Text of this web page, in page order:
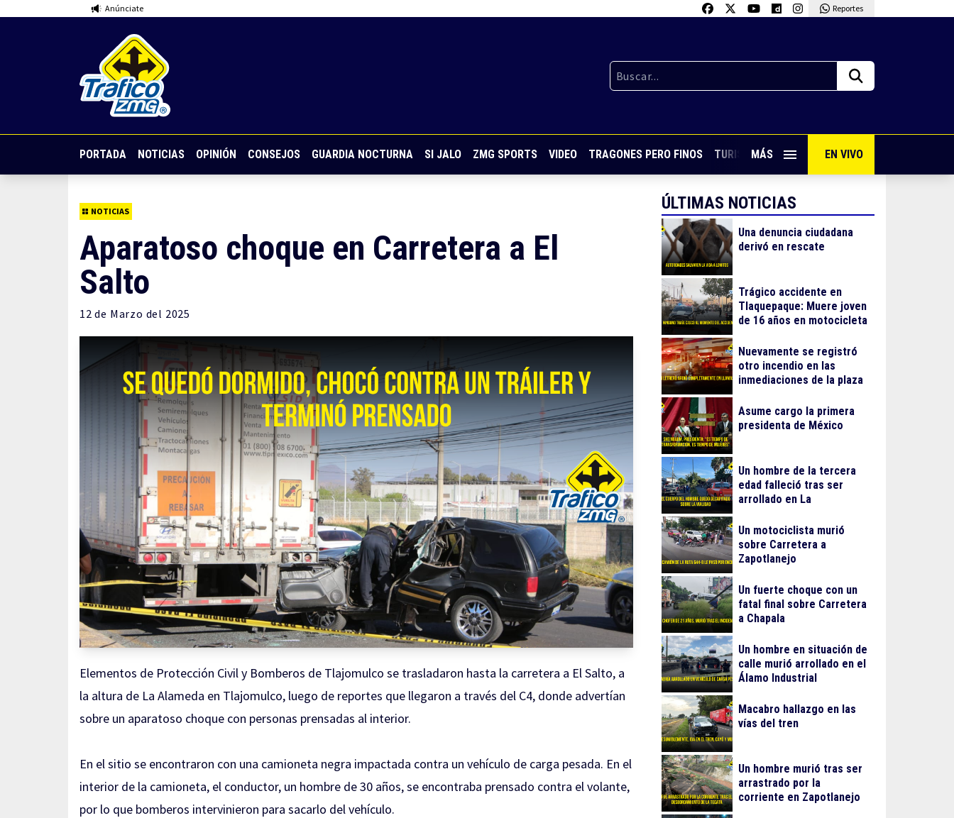
Anúnciate Reportes
PORTADA NOTICIAS OPINIÓN CONSEJOS GUARDIA NOCTURNA SI JALO ZMG SPORTS VIDEO TRAGONES PERO FINOS TURISMO CON SABOR VIVE PUERTO VALLARTA
MÁS EN VIVO
NOTICIAS
Aparatoso choque en Carretera a El
Salto
12 de Marzo del 2025
Elementos de Protección Civil y Bomberos de Tlajomulco se trasladaron hasta la carretera a El Salto, a
la altura de La Alameda en Tlajomulco, luego de reportes que llegaron a través del C4, donde advertían
sobre un aparatoso choque con personas prensadas al interior.
En el sitio se encontraron con una camioneta negra impactada contra un vehículo de carga pesada. En el
interior de la camioneta, el conductor, un hombre de 30 años, se encontraba prensado contra el volante,
por lo que bomberos intervinieron para sacarlo del vehículo.
ÚLTIMAS NOTICIAS
Una denuncia ciudadana
derivó en rescate
Trágico accidente en
Tlaquepaque: Muere joven
de 16 años en motocicleta
Nuevamente se registró
otro incendio en las
inmediaciones de la plaza
Asume cargo la primera
presidenta de México
Un hombre de la tercera
edad falleció tras ser
arrollado en La
Un motociclista murió
sobre Carretera a
Zapotlanejo
Un fuerte choque con un
fatal final sobre Carretera
a Chapala
Un hombre en situación de
calle murió arrollado en el
Álamo Industrial
Macabro hallazgo en las
vías del tren
Un hombre murió tras ser
arrastrado por la
corriente en Zapotlanejo